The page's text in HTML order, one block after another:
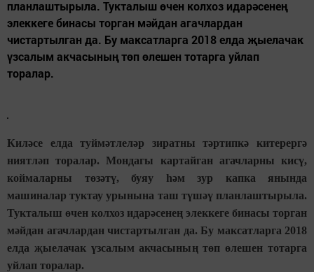
планлаштырыла. Тукталыш өчен колхоз идарәсенең
элеккеге бинасы торган мәйдан агачлардан
чистартылган да. Бу максатларга 2018 елда җыелачак
үзсалым акчасының төп өлешен тотарга уйлап
торалар.
Киләсе елда туймәтлеләр зиратны тәртипкә китерергә
ниятләп торалар. Мондагы картайган агачларны кисү,
коймаларны төзәтү, буяу һәм зур капка янында
машиналар туктау урынына таш түшәү планлаштырыла.
Тукталыш өчен колхоз идарәсенең элеккеге бинасы торган
мәйдан агачлардан чистартылган да. Бу максатларга 2018
елда җыелачак үзсалым акчасының төп өлешен тотарга
уйлап торалар.